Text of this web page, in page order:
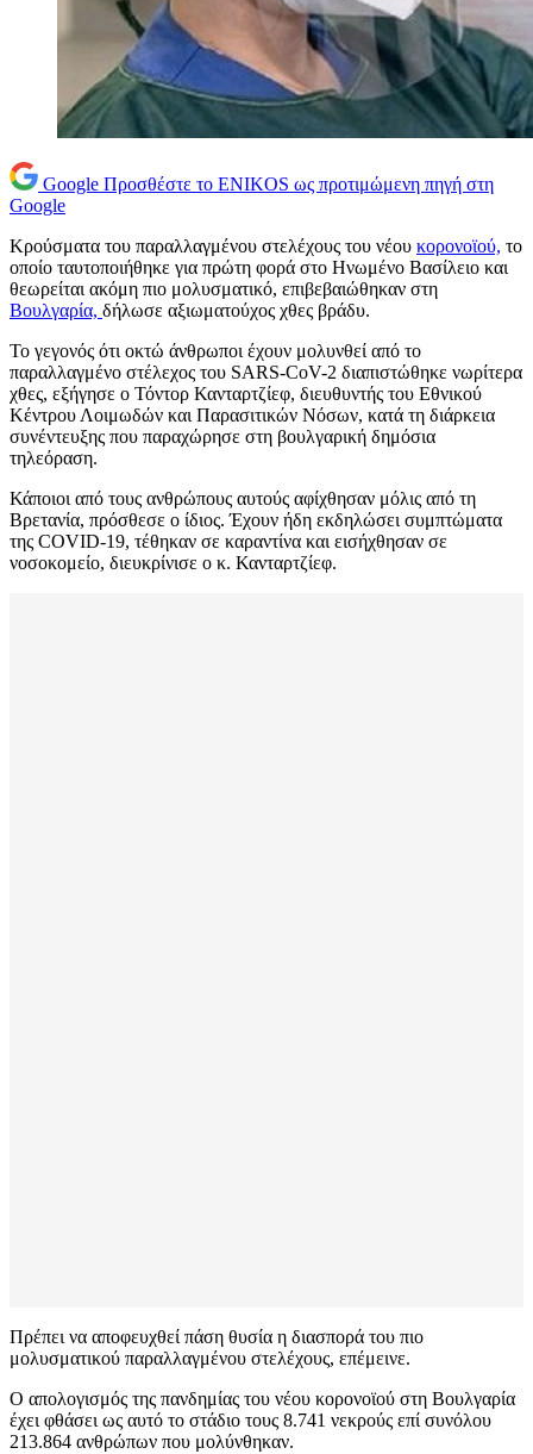
Google Προσθέστε το ENIKOS ως προτιμώμενη πηγή στη
Google
Κρούσματα του παραλλαγμένου στελέχους του νέου κορονοϊού, το
οποίο ταυτοποιήθηκε για πρώτη φορά στο Ηνωμένο Βασίλειο και
θεωρείται ακόμη πιο μολυσματικό, επιβεβαιώθηκαν στη
Βουλγαρία, δήλωσε αξιωματούχος χθες βράδυ.
Το γεγονός ότι οκτώ άνθρωποι έχουν μολυνθεί από το
παραλλαγμένο στέλεχος του SARS-CoV-2 διαπιστώθηκε νωρίτερα
χθες, εξήγησε ο Τόντορ Κανταρτζίεφ, διευθυντής του Εθνικού
Κέντρου Λοιμωδών και Παρασιτικών Νόσων, κατά τη διάρκεια
συνέντευξης που παραχώρησε στη βουλγαρική δημόσια
τηλεόραση.
Κάποιοι από τους ανθρώπους αυτούς αφίχθησαν μόλις από τη
Βρετανία, πρόσθεσε ο ίδιος. Έχουν ήδη εκδηλώσει συμπτώματα
της COVID-19, τέθηκαν σε καραντίνα και εισήχθησαν σε
νοσοκομείο, διευκρίνισε ο κ. Κανταρτζίεφ.
Πρέπει να αποφευχθεί πάση θυσία η διασπορά του πιο
μολυσματικού παραλλαγμένου στελέχους, επέμεινε.
Ο απολογισμός της πανδημίας του νέου κορονοϊού στη Βουλγαρία
έχει φθάσει ως αυτό το στάδιο τους 8.741 νεκρούς επί συνόλου
213.864 ανθρώπων που μολύνθηκαν.